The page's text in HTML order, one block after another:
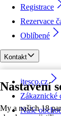
Nastavení
My a našich 18
Registrace
Rezervace
Oblíbené
Kontakt
itesco.cz
Zákaznické
Naše